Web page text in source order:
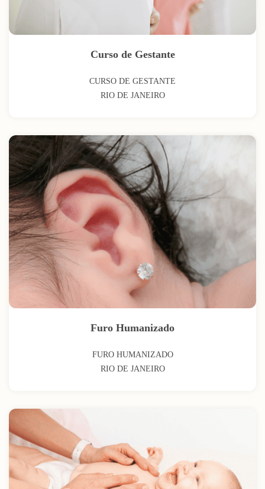
Curso de Gestante
CURSO DE GESTANTE
RIO DE JANEIRO
Furo Humanizado
FURO HUMANIZADO
RIO DE JANEIRO